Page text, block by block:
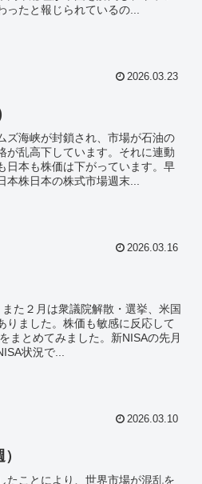
たと報じられているの...
2026.03.23
ズ海峡が封鎖され、市場が石油の
が乱高下しています。それに連動
日本も株価は下がっています。早
株日本の株式市場週末...
2026.03.16
た２月は衆議院解散・選挙、米国
りました。株価も敏感に反応して
まとめてみました。新NISAの先月
状況で...
2026.03.10
たことにより、世界市場が混乱を